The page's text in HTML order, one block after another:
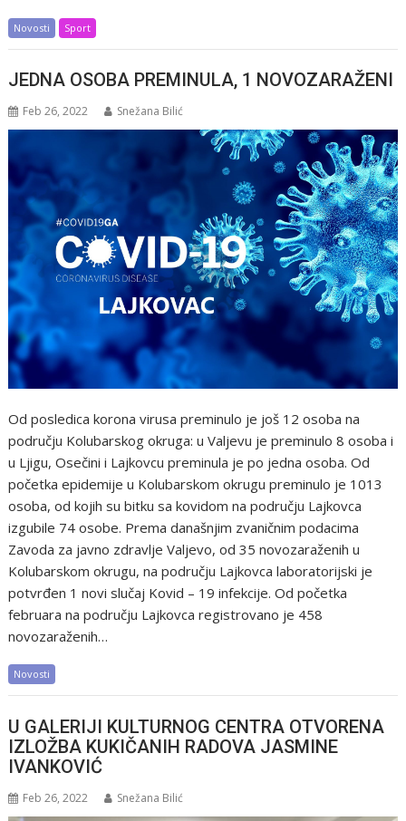
Novosti Sport
JEDNA OSOBA PREMINULA, 1 NOVOZARAŽENI
Feb 26, 2022 Snežana Bilić
Od posledica korona virusa preminulo je još 12 osoba na
području Kolubarskog okruga: u Valjevu je preminulo 8 osoba i
u Ljigu, Osečini i Lajkovcu preminula je po jedna osoba. Od
početka epidemije u Kolubarskom okrugu preminulo je 1013
osoba, od kojih su bitku sa kovidom na području Lajkovca
izgubile 74 osobe. Prema današnjim zvaničnim podacima
Zavoda za javno zdravlje Valjevo, od 35 novozaraženih u
Kolubarskom okrugu, na području Lajkovca laboratorijski je
potvrđen 1 novi slučaj Kovid – 19 infekcije. Od početka
februara na području Lajkovca registrovano je 458
novozaraženih…
Novosti
U GALERIJI KULTURNOG CENTRA OTVORENA
IZLOŽBA KUKIČANIH RADOVA JASMINE
IVANKOVIĆ
Feb 26, 2022 Snežana Bilić